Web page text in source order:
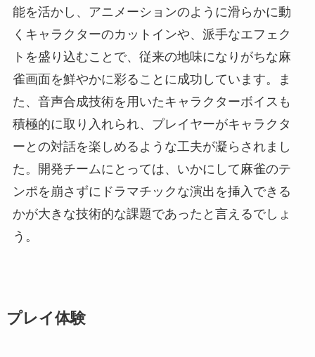
能を活かし、アニメーションのように滑らかに動
くキャラクターのカットインや、派手なエフェク
トを盛り込むことで、従来の地味になりがちな麻
雀画面を鮮やかに彩ることに成功しています。ま
た、音声合成技術を用いたキャラクターボイスも
積極的に取り入れられ、プレイヤーがキャラクタ
ーとの対話を楽しめるような工夫が凝らされまし
た。開発チームにとっては、いかにして麻雀のテ
ンポを崩さずにドラマチックな演出を挿入できる
かが大きな技術的な課題であったと言えるでしょ
う。
プレイ体験